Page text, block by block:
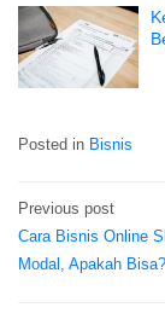
Posted in Bisnis
Post
Previous post
Cara Bisnis Online
Modal, Apakah Bisa?